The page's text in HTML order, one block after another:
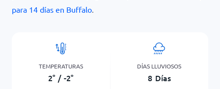
para 14 días en Buffalo.
TEMPERATURAS
2° / -2°
DÍAS LLUVIOSOS
8 Días